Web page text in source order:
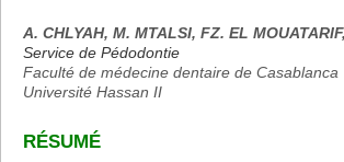
A. CHLYAH, M. MTALSI, FZ. EL
Service de Pédodontie
Faculté de médecine dentaire de Casablanca
Université Hassan II
RÉSUMÉ